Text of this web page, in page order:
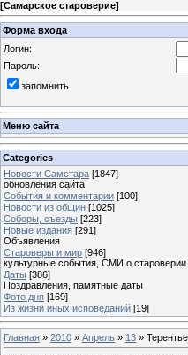
[Самарское староверие]
Форма входа
Логин:
Пароль:
запомнить
Меню сайта
Categories
Новости Самстара [1847]
обновления сайта
События и комментарии [100]
Новости из общин [1025]
Соборы, съезды [223]
Новые издания [291]
Объявления
Староверы и мир [946]
культурные события, СМИ о староверии
Даты [386]
Поздравления, памятные даты
Фото дня [169]
Из жизни иных исповеданий [19]
Главная » 2010 » Апрель » 13 »